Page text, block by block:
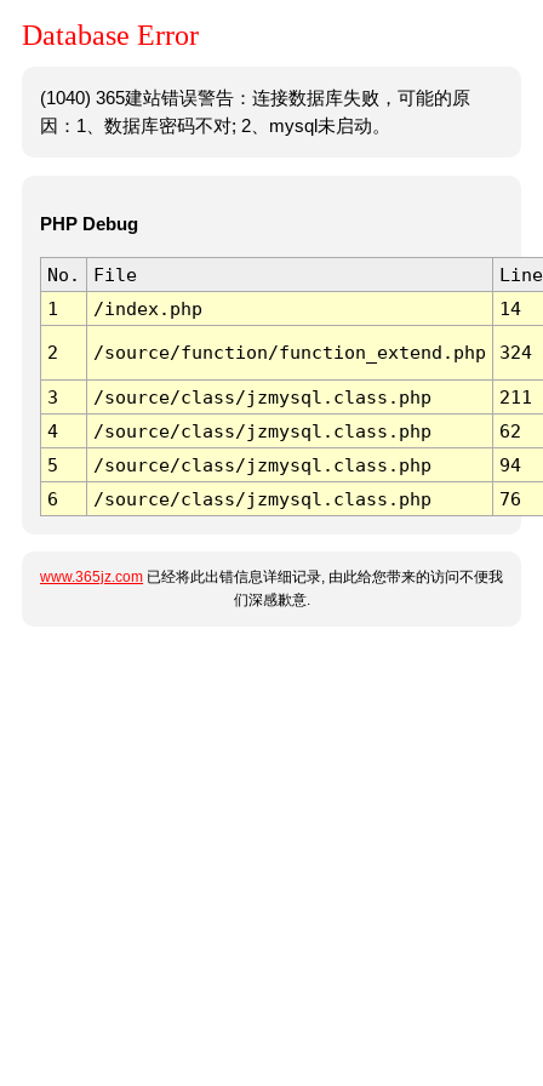
Database Error
(1040) 365建站错误警告：连接数据库失败，可能的原
因：1、数据库密码不对; 2、mysql未启动。
PHP Debug
No. File
Line
1
/index.php 14
2 /source/function/function_extend.php 324
3 /source/class/jzmysql.class.php
211
4
/source/class/jzmysql.class.php
62
5
/source/class/jzmysql.class.php
94
6
/source/class/jzmysql.class.php 76
www.365jz.com 已经将此出错信息详细记录, 由此给您带来的访问不便我
们深感歉意.